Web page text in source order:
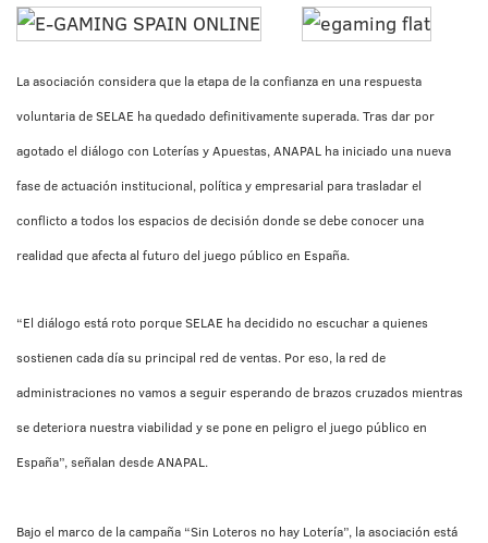
La asociación considera que la etapa de la confianza en una respuesta
voluntaria de SELAE ha quedado definitivamente superada. Tras dar por
agotado el diálogo con Loterías y Apuestas, ANAPAL ha iniciado una nueva
fase de actuación institucional, política y empresarial para trasladar el
conflicto a todos los espacios de decisión donde se debe conocer una
realidad que afecta al futuro del juego público en España.
“El diálogo está roto porque SELAE ha decidido no escuchar a quienes
sostienen cada día su principal red de ventas. Por eso, la red de
administraciones no vamos a seguir esperando de brazos cruzados mientras
se deteriora nuestra viabilidad y se pone en peligro el juego público en
España”, señalan desde ANAPAL.
Bajo el marco de la campaña “Sin Loteros no hay Lotería”, la asociación está